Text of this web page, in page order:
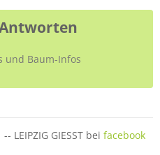
und Baum-Infos
-- LEIPZIG GIESST bei facebook